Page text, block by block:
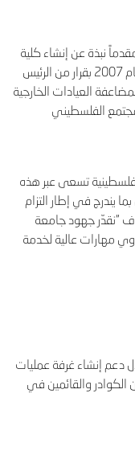
نبذة عن إنشاء كلية
الدكتور حيدر عبد الشافي لطب الأسنان منذ العام 2007 بقرار من الرئيس
العيادات الخارجية
الفلسطيني
تسعى عبر هذه
يندرج في إطار التزام
"نقدّر جهود جامعة
مهارات عالية لخدمة
إنشاء غرفة عمليات
الكوادر والقائمين في